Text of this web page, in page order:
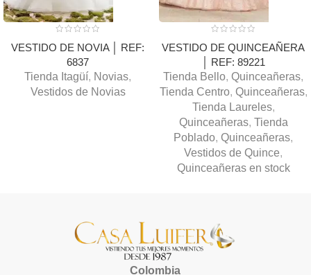
VESTIDO DE NOVIA │ REF:
6837
Tienda Itagüí, Novias,
Vestidos de Novias
VESTIDO DE QUINCEAÑERA
│ REF: 89221
Tienda Bello, Quinceañeras,
Tienda Centro, Quinceañeras,
Tienda Laureles,
Quinceañeras, Tienda
Poblado, Quinceañeras,
Vestidos de Quince,
Quinceañeras en stock
Colombia